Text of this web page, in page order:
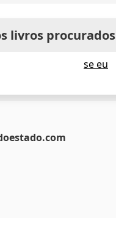
livros procurados
se eu